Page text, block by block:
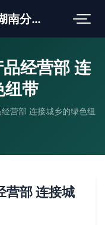
新疆西域之嘉乳业有限公司湖南分公司
经营部 连
纽带
营部 连接城乡的绿色纽
营部 连接城